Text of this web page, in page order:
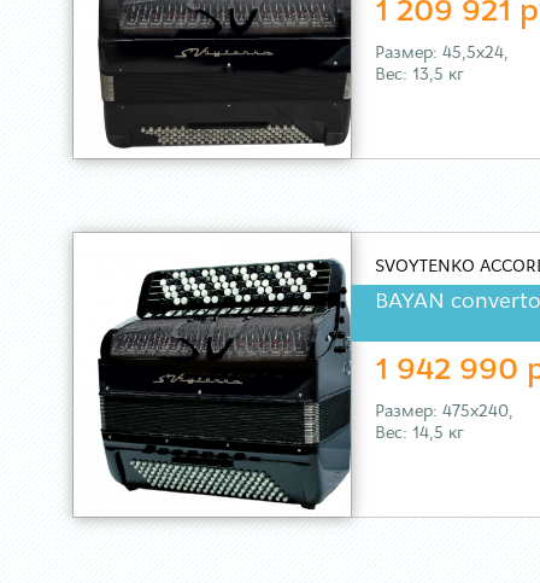
1 209 921
Размер: 45,5х24,
Вес: 13,5 кг
SVOYTENKO
BAYAN
1 942 990
Размер: 475х240,
Вес: 14,5 кг